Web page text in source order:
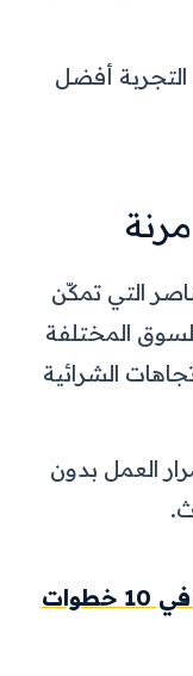
التجربة أفضل
التي تمكّن
المختلفة
الشرائية
العمل بدون